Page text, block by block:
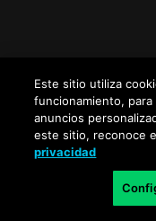
14 años
Desde el primer
dinámicos para
Este sitio utiliza
funcionamiento,
anuncios
este sitio, reconoce
privacidad